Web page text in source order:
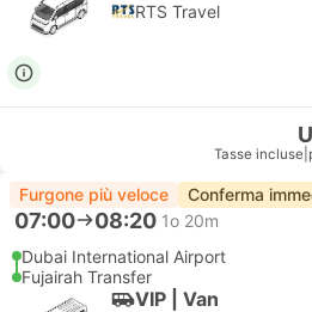
RTS Travel
Tasse incluse
Furgone più veloce Conferma
07:00 08:20 1o 20m
Dubai International Airport
Fujairah Transfer
VIP | Van